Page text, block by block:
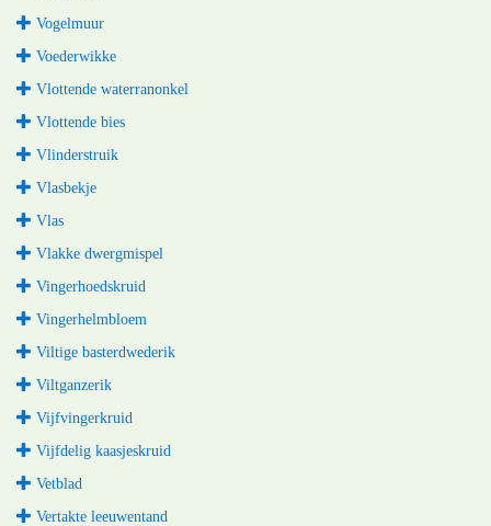
Vogelmuur
Voederwikke
Vlottende waterranonkel
Vlottende bies
Vlinderstruik
Vlasbekje
Vlas
Vlakke dwergmispel
Vingerhoedskruid
Vingerhelmbloem
Viltige basterdwederik
Viltganzerik
Vijfvingerkruid
Vijfdelig kaasjeskruid
Vetblad
Vertakte leeuwentand